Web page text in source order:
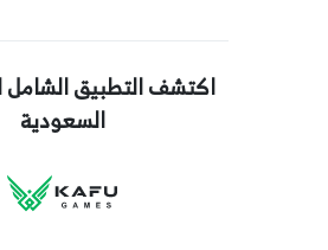
اكتشف التطبيق الشامل
السعودية